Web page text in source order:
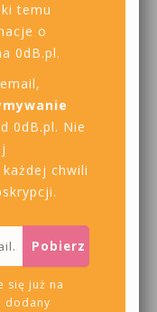
temu
o
0dB.pl.
0dB.pl. Nie
chwili
się już na
dodany